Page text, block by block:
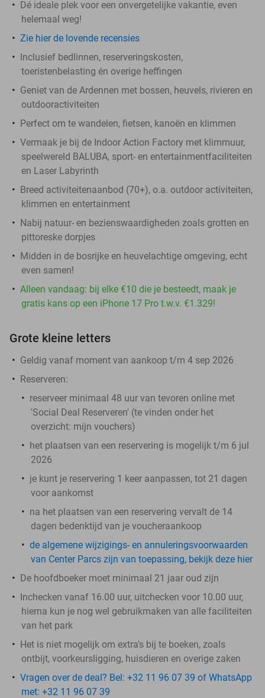
Dé ideale plek voor een onvergetelijke vakantie, even
helemaal weg!
Zie hier de lovende recensies
Inclusief bedlinnen, reserveringskosten,
toeristenbelasting én overige heffingen
Geniet van de Ardennen met bossen, heuvels, rivieren en
outdooractiviteiten
Perfect om te wandelen, fietsen, kanoën en klimmen
Vermaak je bij de Indoor Action Factory met klimmuur,
speelwereld BALUBA, sport- en entertainmentfaciliteiten
en Laser Labyrinth
Breed activiteitenaanbod (70+), o.a. outdoor activiteiten,
klimmen en entertainment
Nabij natuur- en bezienswaardigheden zoals grotten en
pittoreske dorpjes
Midden in de bosrijke en heuvelachtige omgeving, echt
even samen!
Alleen vandaag: bij elke €10 die je besteedt, maak je
gratis kans op een iPhone 17 Pro t.w.v. €1.329!
Grote kleine letters
Geldig vanaf moment van aankoop t/m 4 sep 2026
Reserveren:
reserveer minimaal 48 uur van tevoren online met
'Social Deal Reserveren' (te vinden onder het
overzicht: mijn vouchers)
het plaatsen van een reservering is mogelijk t/m 6 jul
2026
je kunt je reservering 1 keer aanpassen, tot 21 dagen
voor aankomst
na het plaatsen van een reservering vervalt de 14
dagen bedenktijd van je voucheraankoop
de algemene wijzigings- en annuleringsvoorwaarden
van Center Parcs zijn van toepassing, bekijk deze hier
De hoofdboeker moet minimaal 21 jaar oud zijn
Inchecken vanaf 16.00 uur, uitchecken voor 10.00 uur,
hierna kun je nog wel gebruikmaken van alle faciliteiten
van het park
Het is niet mogelijk om extra's bij te boeken, zoals
ontbijt, voorkeursligging, huisdieren en overige zaken
Vragen over de deal? Bel: +32 11 96 07 39 of WhatsApp
met: +32 11 96 07 39